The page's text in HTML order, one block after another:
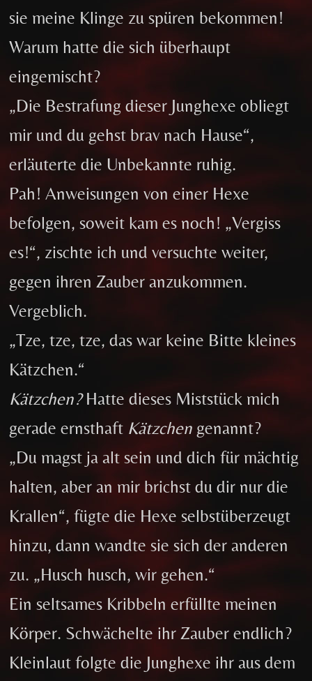
sie meine Klinge zu spüren bekommen!
Warum hatte die sich überhaupt
eingemischt?
„Die Bestrafung dieser Junghexe obliegt
mir und du gehst brav nach Hause“,
erläuterte die Unbekannte ruhig.
Pah! Anweisungen von einer Hexe
befolgen, soweit kam es noch! „Vergiss
es!“, zischte ich und versuchte weiter,
gegen ihren Zauber anzukommen.
Vergeblich.
„Tze, tze, tze, das war keine Bitte kleines
Kätzchen.“
Kätzchen?Hatte dieses Miststück mich
gerade ernsthaft Kätzchen genannt?
„Du magst ja alt sein und dich für mächtig
halten, aber an mir brichst du dir nur die
Krallen“, fügte die Hexe selbstüberzeugt
hinzu, dann wandte sie sich der anderen
zu. „Husch husch, wir gehen.“
Ein seltsames Kribbeln erfüllte meinen
Körper. Schwächelte ihr Zauber endlich?
Kleinlaut folgte die Junghexe ihr aus dem